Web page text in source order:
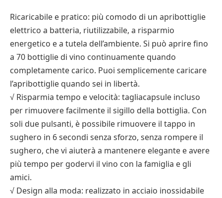
Ricaricabile e pratico: più comodo di un apribottiglie
elettrico a batteria, riutilizzabile, a risparmio
energetico e a tutela dell’ambiente. Si può aprire fino
a 70 bottiglie di vino continuamente quando
completamente carico. Puoi semplicemente caricare
l’apribottiglie quando sei in libertà.
√ Risparmia tempo e velocità: tagliacapsule incluso
per rimuovere facilmente il sigillo della bottiglia. Con
soli due pulsanti, è possibile rimuovere il tappo in
sughero in 6 secondi senza sforzo, senza rompere il
sughero, che vi aiuterà a mantenere elegante e avere
più tempo per godervi il vino con la famiglia e gli
amici.
√ Design alla moda: realizzato in acciaio inossidabile